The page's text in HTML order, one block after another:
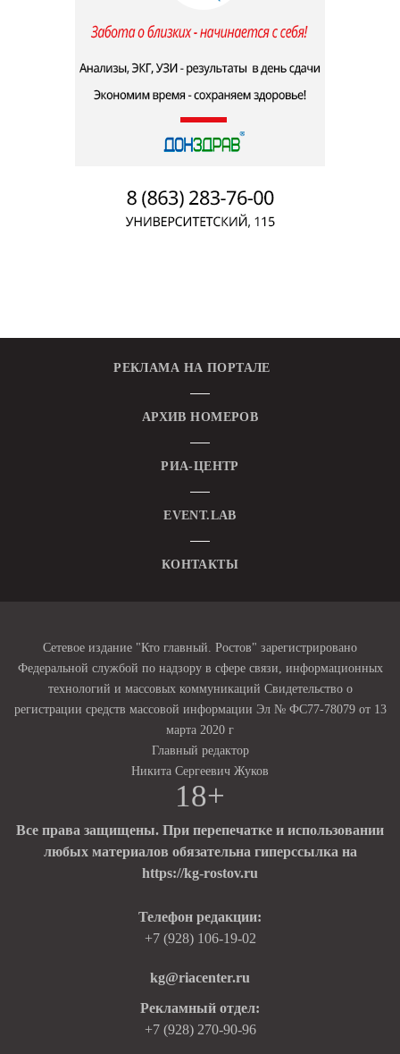
РЕКЛАМА НА ПОРТАЛЕ
АРХИВ НОМЕРОВ
РИА-ЦЕНТР
EVENT.LAB
КОНТАКТЫ
Сетевое издание "Кто главный. Ростов" зарегистрировано
Федеральной службой по надзору в сфере связи, информационных
технологий и массовых коммуникаций Свидетельство о
регистрации средств массовой информации Эл № ФС77-78079 от 13
марта 2020 г
Главный редактор
Никита Сергеевич Жуков
18+
Все права защищены. При перепечатке и использовании
любых материалов обязательна гиперссылка на
https://kg-rostov.ru
Телефон редакции:
+7 (928) 106-19-02
kg@riacenter.ru
Рекламный отдел:
+7 (928) 270-90-96